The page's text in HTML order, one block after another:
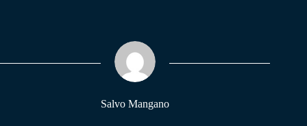
pp m
Salvo Mangano